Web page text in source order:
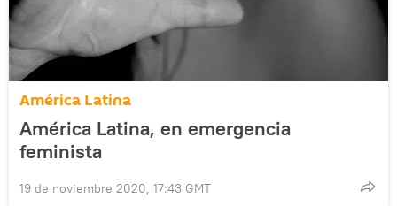
América Latina
América Latina, en emergencia
feminista
19 de noviembre 2020, 17:43 GMT